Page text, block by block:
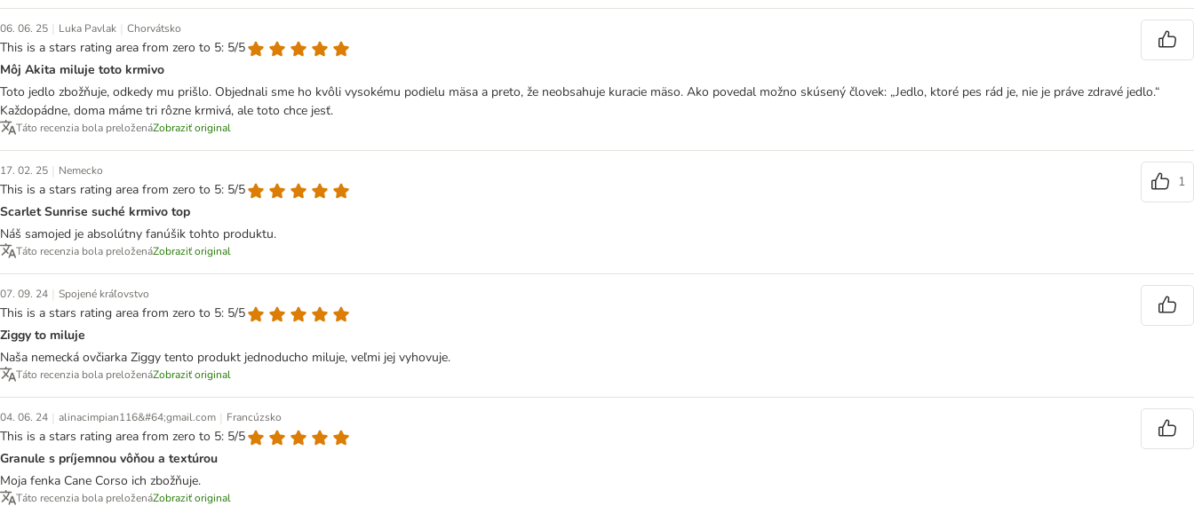
06. 06. 25 | Luka Pavlak | Chorvátsko
This is a stars rating area from zero to 5: 5/5
Môj Akita miluje toto krmivo
Toto jedlo zbožňuje, odkedy mu prišlo. Objednali sme ho kvôli vysokému podielu mäsa a preto, že neobsahuje kuracie mäso. Ako povedal možno skúsený človek: „Jedlo, ktoré pes rád je, nie je práve zdravé jedlo.“
Každopádne, doma máme tri rôzne krmivá, ale toto chce jesť.
Táto recenzia bola preloženáZobraziť original
17. 02. 25 | Nemecko
This is a stars rating area from zero to 5: 5/5
1
Scarlet Sunrise suché krmivo top
Náš samojed je absolútny fanúšik tohto produktu.
Táto recenzia bola preloženáZobraziť original
07. 09. 24 | Spojené kráľovstvo
This is a stars rating area from zero to 5: 5/5
Ziggy to miluje
Naša nemecká ovčiarka Ziggy tento produkt jednoducho miluje, veľmi jej vyhovuje.
Táto recenzia bola preloženáZobraziť original
04. 06. 24 | alinacimpian116&#64;gmail.com | Francúzsko
This is a stars rating area from zero to 5: 5/5
Granule s príjemnou vôňou a textúrou
Moja fenka Cane Corso ich zbožňuje.
Táto recenzia bola preloženáZobraziť original